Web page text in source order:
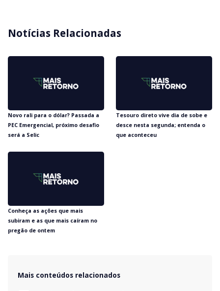
Notícias Relacionadas
Novo rali para o dólar? Passada a
PEC Emergencial, próximo desafio
será a Selic
Tesouro direto vive dia de sobe e
desce nesta segunda; entenda o
que aconteceu
Conheça as ações que mais
subiram e as que mais caíram no
pregão de ontem
Mais conteúdos relacionados